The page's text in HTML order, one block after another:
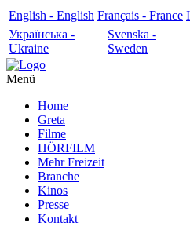
English - English Français - France
Українська -
Ukraine
Svenska -
Sweden
Menü
Home
Greta
Filme
HÖRFILM
Mehr Freizeit
Branche
Kinos
Presse
Kontakt